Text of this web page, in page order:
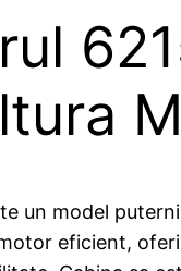
un model
eficient,